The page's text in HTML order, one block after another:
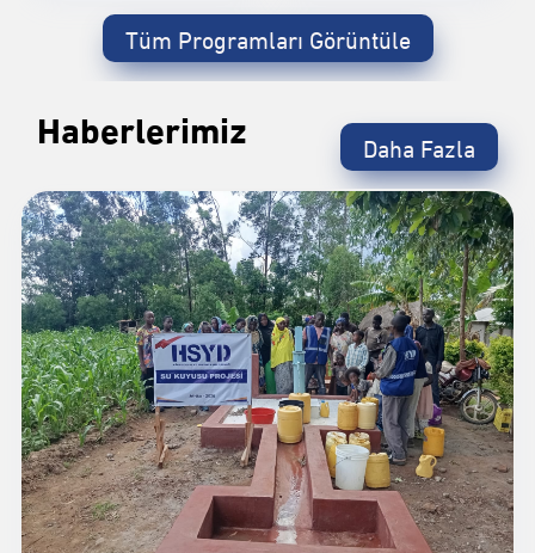
Tüm Programları Görüntüle
Haberlerimiz Daha Fazla